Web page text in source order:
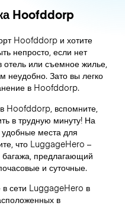
Hoofddorp
Hoofddorp и хотите
непросто, если нет
отель или съемное жилье,
неудобно. Зато вы легко
в Hoofddorp.
Hoofddorp, вспомните,
в трудную минуту! На
места для
что LuggageHero –
предлагающий
и суточные.
в сети LuggageHero в
в